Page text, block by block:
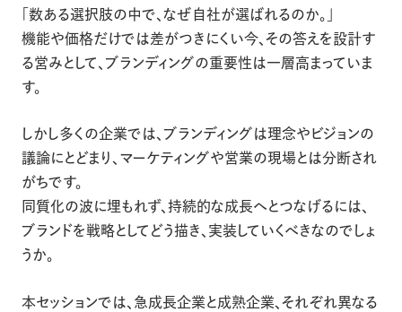
「数ある選択肢の中で、なぜ自社が選ばれるのか。」
機能や価格だけでは差がつきにくい今、その答えを設計す
る営みとして、ブランディングの重要性は一層高まっていま
す。
しかし多くの企業では、ブランディングは理念やビジョンの
議論にとどまり、マーケティングや営業の現場とは分断され
がちです。
同質化の波に埋もれず、持続的な成長へとつなげるには、
ブランドを戦略としてどう描き、実装していくべきなのでしょ
うか。
本セッションでは、急成長企業と成熟企業、それぞれ異なる